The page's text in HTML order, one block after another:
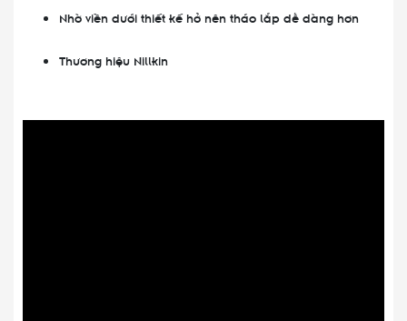
Nhờ viền dưới thiết kế hở nên tháo lắp dễ dàng hơn
Thương hiệu Nillkin